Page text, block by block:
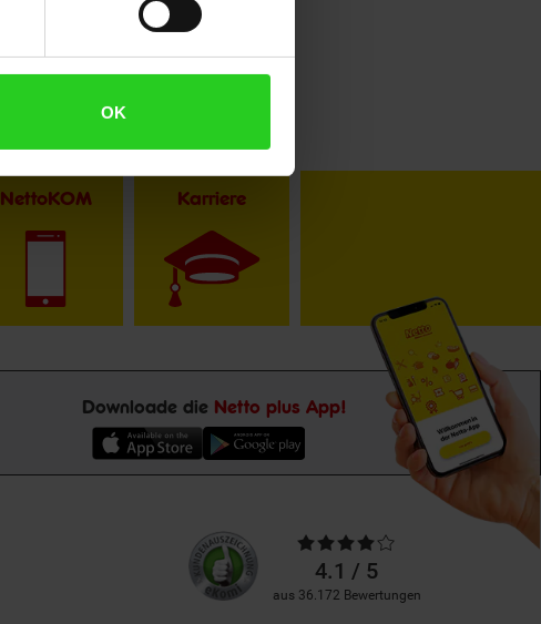
OK
NettoKOM Karriere
Downloade die Netto plus App!
Unsere
Kundenbewertungen
Durchschnittliche
Bewertungen4.1 / 5
aus 36.172 Bewertungen